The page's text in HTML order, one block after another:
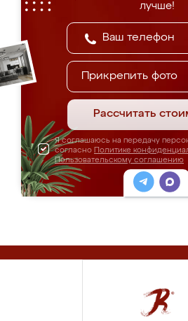
лучше!
Прикрепить фото
Рассчитать
Я соглашаюсь на передачу
согласно Политике
Пользовательскому соглашению